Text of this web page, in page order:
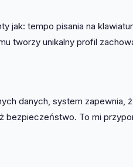
jak: tempo pisania na
tworzy unikalny profil
danych, system
bezpieczeństwo. To mi